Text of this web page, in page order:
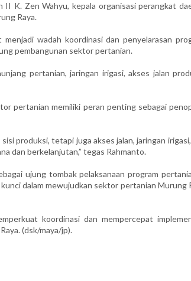
K. Zen Wahyu, kepala organisasi perangkat
Raya.
wadah koordinasi dan penyelarasan
pembangunan sektor pertanian.
pertanian, jaringan irigasi, akses jalan
pertanian memiliki peran penting sebagai
produksi, tetapi juga akses jalan, jaringan
dan berkelanjutan,” tegas Rahmanto.
ujung tombak pelaksanaan program
dalam mewujudkan sektor pertanian Murung
koordinasi dan mempercepat
(dsk/maya/jp).